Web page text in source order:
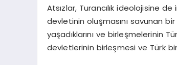
Atsızlar, Turancılık ideolojisine de
devletinin oluşmasını savunan
yaşadıklarını ve birleşmelerinin
devletlerinin birleşmesi ve Türk